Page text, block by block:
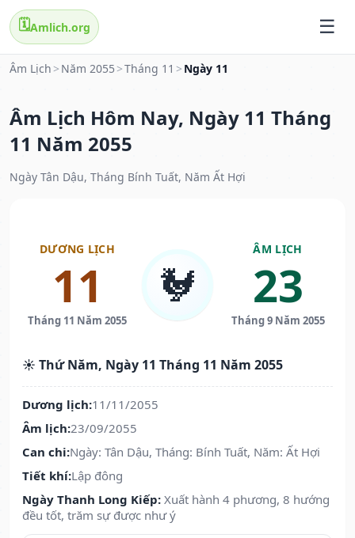
🗓️Amlich.org
Âm Lịch > Năm 2055 >Tháng 11 > Ngày 11
Âm Lịch Hôm Nay, Ngày 11 Tháng
11 Năm 2055
Ngày Tân Dậu, Tháng Bính Tuất, Năm Ất Hợi
DƯƠNG LỊCH
11
Tháng 11 Năm 2055
🐓
ÂM LỊCH
23
Tháng 9 Năm 2055
☀️ Thứ Năm, Ngày 11 Tháng 11 Năm 2055
Dương lịch:11/11/2055
Âm lịch:23/09/2055
Can chi:Ngày: Tân Dậu, Tháng: Bính Tuất, Năm: Ất Hợi
Tiết khí:Lập đông
Ngày Thanh Long Kiếp: Xuất hành 4 phương, 8 hướng
đều tốt, trăm sự được như ý